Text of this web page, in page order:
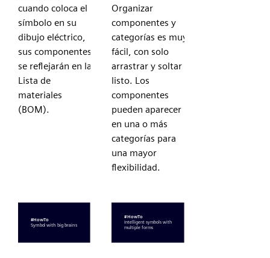
cuando coloca el
símbolo en su
dibujo eléctrico,
sus componentes
se reflejarán en la
Lista de
materiales
(BOM).
Organizar
componentes y
categorías es muy
fácil, con solo
arrastrar y soltar y
listo. Los
componentes
pueden aparecer
en una o más
categorías para
una mayor
flexibilidad.